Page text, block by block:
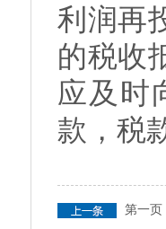
利润再
的税收
应及时
款，税
第一页